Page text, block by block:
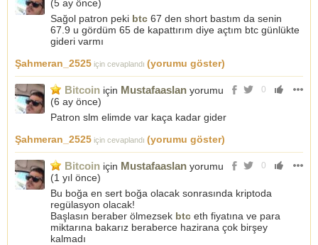
(5 ay önce)
Sağol patron peki btc 67 den short bastım da senin
67.9 u gördüm 65 de kapattırım diye açtım btc günlükte
gideri varmı
Şahmeran_2525 için cevaplandı (yorumu göster)
0
Bitcoin için Mustafaaslan yorumu
(6 ay önce)
Patron slm elimde var kaça kadar gider
Şahmeran_2525 için cevaplandı (yorumu göster)
0
Bitcoin için Mustafaaslan yorumu
(1 yıl önce)
Bu boğa en sert boğa olacak sonrasında kriptoda
regülasyon olacak!
Başlasın beraber ölmezsek btc eth fiyatına ve para
miktarına bakarız beraberce hazirana çok birşey
kalmadı